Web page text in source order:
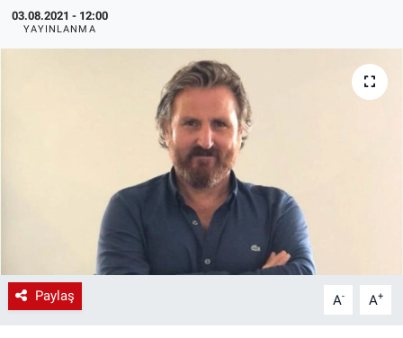
03.08.2021 - 12:00
YAYINLANMA
Paylaş A- A+